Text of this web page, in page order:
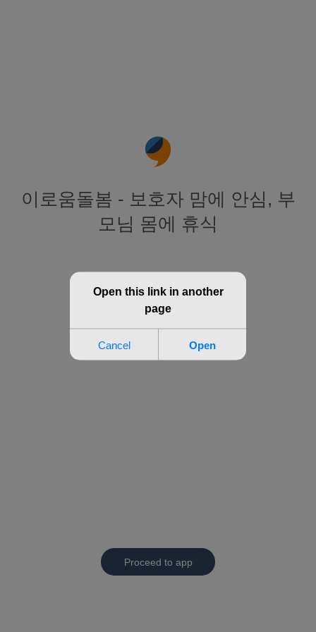
이로움돌봄 - 보호자 맘에 안심, 부
모님 몸에 휴식
Proceed to app